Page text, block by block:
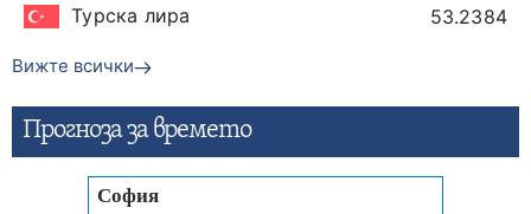
Турска лира
53.2384
Вижте всички
Прогнозa за времето